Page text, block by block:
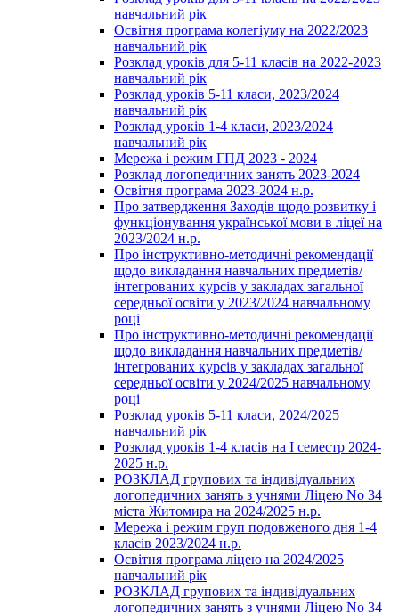
навчальний рік
Освітня програма колегіуму на 2022/2023
навчальний рік
Розклад уроків для 5-11 класів на 2022-2023
навчальний рік
Розклад уроків 5-11 класи, 2023/2024
навчальний рік
Розклад уроків 1-4 класи, 2023/2024
навчальний рік
Мережа і режим ГПД 2023 - 2024
Розклад логопедичних занять 2023-2024
Освітня програма 2023-2024 н.р.
Про затвердження Заходів щодо розвитку і
функціонування української мови в ліцеї на
2023/2024 н.р.
Про інструктивно-методичні рекомендації
щодо викладання навчальних предметів/
інтегрованих курсів у закладах загальної
середньої освіти у 2023/2024 навчальному
році
Про інструктивно-методичні рекомендації
щодо викладання навчальних предметів/
інтегрованих курсів у закладах загальної
середньої освіти у 2024/2025 навчальному
році
Розклад уроків 5-11 класи, 2024/2025
навчальний рік
Розклад уроків 1-4 класів на І семестр 2024-
2025 н.р.
РОЗКЛАД групових та індивідуальних
логопедичних занять з учнями Ліцею No 34
міста Житомира на 2024/2025 н.р.
Мережа і режим груп подовженого дня 1-4
класів 2023/2024 н.р.
Освітня програма ліцею на 2024/2025
навчальний рік
РОЗКЛАД групових та індивідуальних
логопедичних занять з учнями Ліцею No 34